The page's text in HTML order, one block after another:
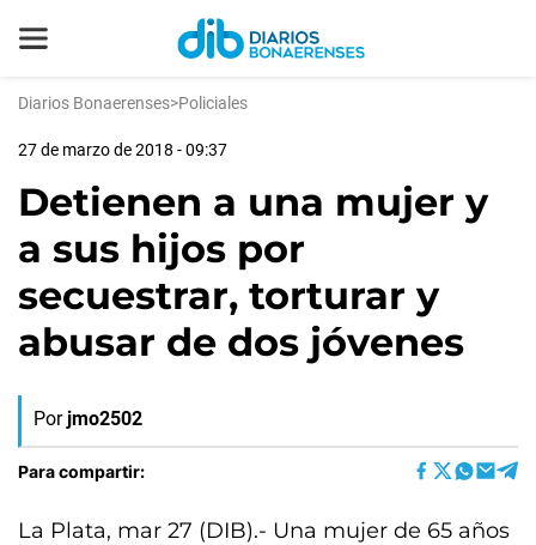
Diarios Bonaerenses>Policiales
27 de marzo de 2018 - 09:37
Detienen a una mujer y
a sus hijos por
secuestrar, torturar y
abusar de dos jóvenes
Por jmo2502
Para compartir:
La Plata, mar 27 (DIB).- Una mujer de 65 años